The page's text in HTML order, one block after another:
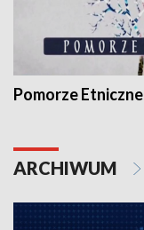
Pomorze Etniczne
ARCHIWUM